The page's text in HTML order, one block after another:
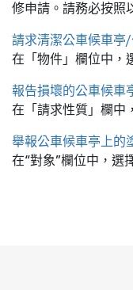
修申請。請務必按照
請求清潔公車候車亭/
在「物件」欄位中，
報告損壞的公車候車
在「請求性質」欄中
舉報公車候車亭上的
在“對象”欄位中，選